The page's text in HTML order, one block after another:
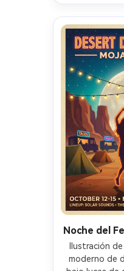
parte
Noche del
Ilustración
moderno de